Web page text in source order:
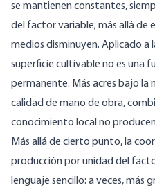
se mantienen constantes,
del factor variable; más allá de
medios disminuyen. Aplicado a
superficie cultivable no es una
permanente. Más acres bajo la
calidad de mano de obra,
conocimiento local no
Más allá de cierto punto, la
producción por unidad del
lenguaje sencillo: a veces, más